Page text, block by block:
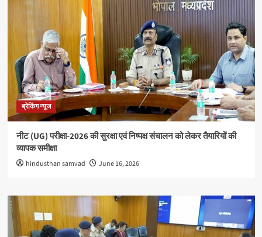
ब्रेकिंग न्यूज
नीट (UG) परीक्षा-2026 की सुरक्षा एवं निष्पक्ष संचालन को लेकर तैयारियों की
व्यापक समीक्षा
hindusthan samvad June 16, 2026